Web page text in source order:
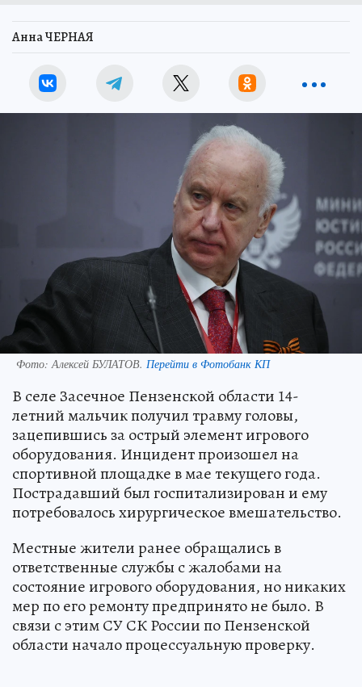
Анна ЧЕРНАЯ
Фото: Алексей БУЛАТОВ. Перейти в Фотобанк КП
В селе Засечное Пензенской области 14-
летний мальчик получил травму головы,
зацепившись за острый элемент игрового
оборудования. Инцидент произошел на
спортивной площадке в мае текущего года.
Пострадавший был госпитализирован и ему
потребовалось хирургическое вмешательство.
Местные жители ранее обращались в
ответственные службы с жалобами на
состояние игрового оборудования, но никаких
мер по его ремонту предпринято не было. В
связи с этим СУ СК России по Пензенской
области начало процессуальную проверку.